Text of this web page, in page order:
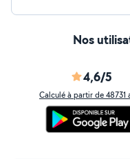
Nos
4,6/5
Calculé à partir de 48731